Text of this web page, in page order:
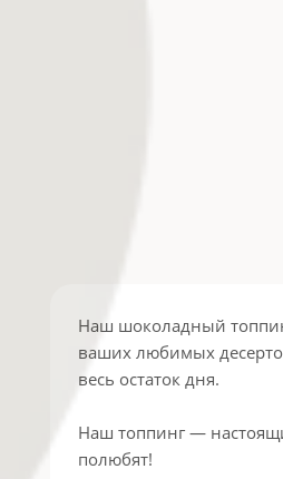
Наш шоколадный
ваших любимых
весь остаток дня.
Наш топпинг —
полюбят!